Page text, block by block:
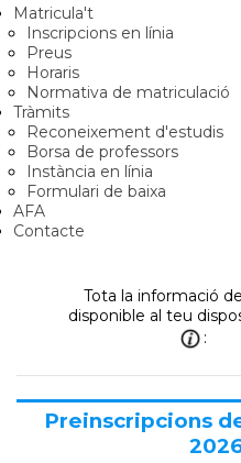
Matricula't
Inscripcions en línia
Preus
Horaris
Normativa de matriculació
Tràmits
Reconeixement d'estudis
Borsa de professors
Instància en línia
Formulari de baixa
AFA
Contacte
Tota la informació
disponible al teu
:
Preinscripcions